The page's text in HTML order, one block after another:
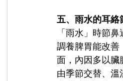
五、雨水的耳絡
「雨水」時節
調養脾胃能改善
面，內因多以臟
由季節交替、